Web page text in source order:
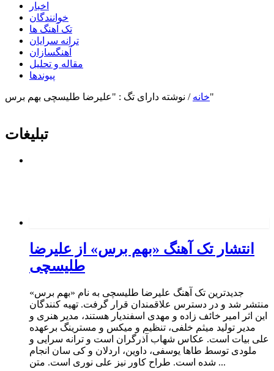
اخبار
خوانندگان
تک آهنگ ها
ترانه سرایان
آهنگسازان
مقاله و تحلیل
پیوندها
خانه / نوشته دارای تگ : "علیرضا طلیسچی بهم برس"
تبلیغات
انتشار تک آهنگ «بهم برس» از علیرضا
طلیسچی
جدیدترین تک آهنگ علیرضا طلیسچی به نام «بهم برس»
منتشر شد و در دسترس علاقمندان قرار گرفت. تهیه کنندگان
این اثر امیر خائف زاده و مهدی اسفندیار هستند، مدیر هنری و
مدیر تولید میثم خلفی، تنظیم و میکس و مسترینگ برعهده
علی بیات است. عکاس شهاب آذرگران است و ترانه سرایی و
ملودی توسط طاها یوسفی، داوین، اردلان و کی سان انجام
شده است. طراح کاور نیز علی نوری است. متن ...